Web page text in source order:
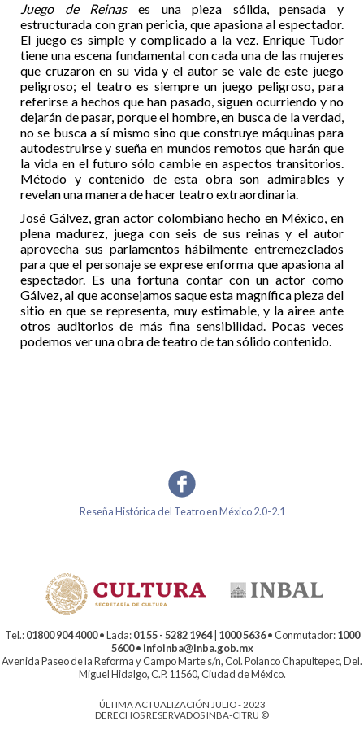
Juego de Reinases una pieza sólida, pensada y
estructurada con gran pericia, que apasiona al espectador.
El juego es simple y complicado a la vez. Enrique Tudor
tiene una escena fundamental con cada una de las mujeres
que cruzaron en su vida y el autor se vale de este juego
peligroso; el teatro es siempre un juego peligroso, para
referirse a hechos que han pasado, siguen ocurriendo y no
dejarán de pasar, porque el hombre, en busca de la verdad,
no se busca a sí mismo sino que construye máquinas para
autodestruirse y sueña en mundos remotos que harán que
la vida en el futuro sólo cambie en aspectos transitorios.
Método y contenido de esta obra son admirables y
revelan una manera de hacer teatro extraordinaria.
José Gálvez, gran actor colombiano hecho en México, en
plena madurez, juega con seis de sus reinas y el autor
aprovecha sus parlamentos hábilmente entremezclados
para que el personaje se exprese enforma que apasiona al
espectador. Es una fortuna contar con un actor como
Gálvez, al que aconsejamos saque esta magnífica pieza del
sitio en que se representa, muy estimable, y la airee ante
otros auditorios de más fina sensibilidad. Pocas veces
podemos ver una obra de teatro de tan sólido contenido.
Reseña Histórica del Teatro en México 2.0-2.1
Tel.:01800 904 4000• Lada:01 55 - 5282 1964| 1000 5636• Conmutador:1000
5600•infoinba@inba.gob.mx
Avenida Paseo de la Reforma y Campo Marte s/n, Col. Polanco Chapultepec, Del.
Miguel Hidalgo, C.P. 11560, Ciudad de México.
ÚLTIMA ACTUALIZACIÓN JULIO - 2023
DERECHOS RESERVADOS INBA-CITRU ©